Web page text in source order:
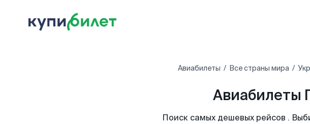
Авиабилеты Все страны мира
Авиабилеты
Поиск самых дешевых рейсов .